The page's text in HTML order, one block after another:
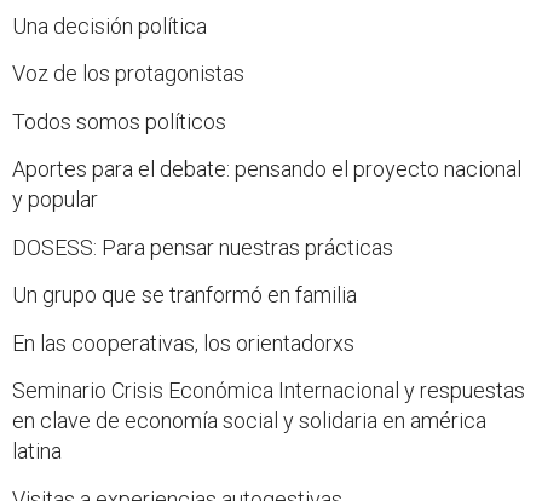
Una decisión política
Voz de los protagonistas
Todos somos políticos
Aportes para el debate: pensando el proyecto nacional
y popular
DOSESS: Para pensar nuestras prácticas
Un grupo que se tranformó en familia
En las cooperativas, los orientadorxs
Seminario Crisis Económica Internacional y respuestas
en clave de economía social y solidaria en américa
latina